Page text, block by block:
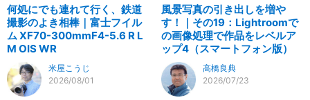
何処にでも連れて行く、鉄道
撮影のよき相棒｜富士フイル
ム XF70-300mmF4-5.6 R L
M OIS WR
米屋こうじ
2026/08/01
風景写真の引き出しを増や
す！｜その19：Lightroomで
の画像処理で作品をレベルア
ップ4（スマートフォン版）
高橋良典
2026/07/23